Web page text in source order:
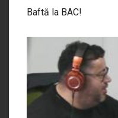
Baftă la BAC!